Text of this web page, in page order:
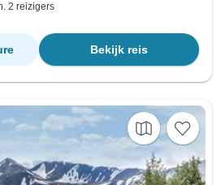
2 reizigers
Bekijk reis